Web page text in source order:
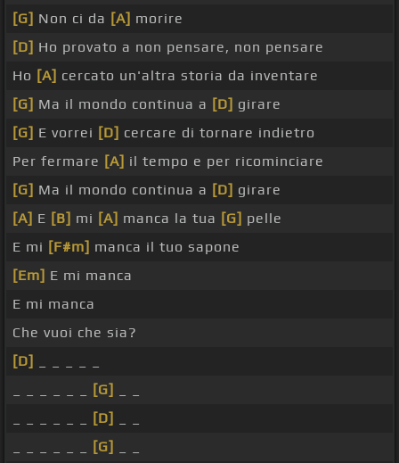
[G] Non ci da [A] morire
[D] Ho provato a non pensare, non pensare
Ho [A] cercato un'altra storia da inventare
[G] Ma il mondo continua a [D] girare
[G] E vorrei [D] cercare di tornare indietro
Per fermare [A] il tempo e per ricominciare
[G] Ma il mondo continua a [D] girare
[A] E [B] mi [A] manca la tua [G] pelle
E mi [F#m] manca il tuo sapone
[Em] E mi manca
E mi manca
Che vuoi che sia?
[D]
[G]
[D]
[G]